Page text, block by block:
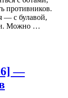
противников.
— с булавой,
Можно …
—